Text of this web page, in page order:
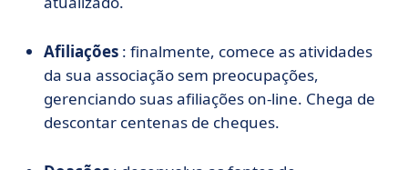
Afiliações : finalmente, comece as atividades
da sua associação sem preocupações,
gerenciando suas afiliações on-line. Chega de
descontar centenas de cheques.